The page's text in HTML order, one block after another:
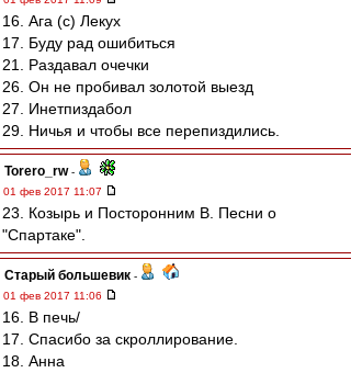
16. Ага (с) Лекух
17. Буду рад ошибиться
21. Раздавал очечки
26. Он не пробивал золотой выезд
27. Инетпиздабол
29. Ничья и чтобы все перепиздились.
Torero_rw-
01 фев 2017 11:07
23. Козырь и Посторонним В. Песни о
"Спартаке".
Старый большевик -
01 фев 2017 11:06
16. В печь/
17. Спасибо за скроллирование.
18. Анна